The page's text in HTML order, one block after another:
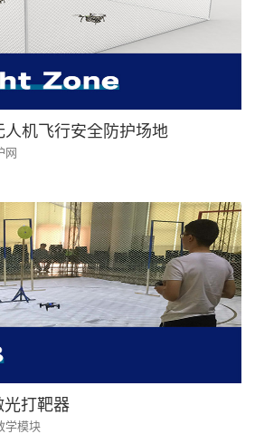
人机飞行安全防护场地
网
光打靶器
学模块